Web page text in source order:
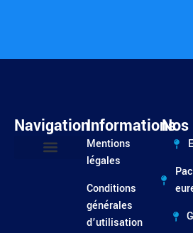
NavigationInformations
Mentions
légales
Conditions
générales
d’utilisation